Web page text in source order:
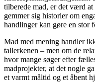
tilberede mad, er det værd
gemmer sig historier om
handlinger kan gøre en stor
Mad med mening handler
tallerkenen – men om de
hvor mange søger efter
madprojekter, at det nogle
et varmt måltid og et åbent